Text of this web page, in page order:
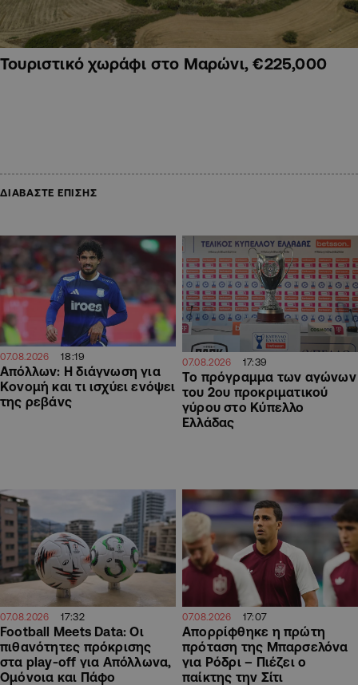
Τουριστικό χωράφι στο Μαρώνι, €225,000
ΔΙΑΒΑΣΤΕ ΕΠΙΣΗΣ
07.08.2026 18:19
Απόλλων: Η διάγνωση για
Κονομή και τι ισχύει ενόψει
της ρεβάνς
07.08.2026 17:39
Το πρόγραμμα των αγώνων
του 2ου προκριματικού
γύρου στο Κύπελλο
Ελλάδας
07.08.2026 17:32
Football Meets Data: Οι
πιθανότητες πρόκρισης
στα play-off για Απόλλωνα,
Ομόνοια και Πάφο
07.08.2026 17:07
Απορρίφθηκε η πρώτη
πρόταση της Μπαρσελόνα
για Ρόδρι – Πιέζει ο
παίκτης την Σίτι